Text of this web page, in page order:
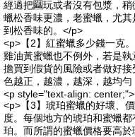
經過把圝玩或者沒有包漿，
蠟松香味更濃，老蜜蠟，尤
到松香味的。</p>
<p>【2】紅蜜蠟多少錢一克
雞油黃蜜蠟也不例外，若是
擔買到假貨的風險或者做好
色越正，越濃，越深，越均
<p style="text-align:
<p>【3】琥珀蜜蠟的好壞、
度。每個地方的琥珀和蜜蠟
珀。而所謂的蜜蠟價格要高